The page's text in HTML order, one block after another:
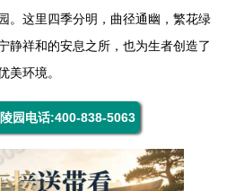
。这里四季分明，曲径通幽，繁花绿
静祥和的安息之所，也为生者创造了
美环境。
园电话:400-838-5063